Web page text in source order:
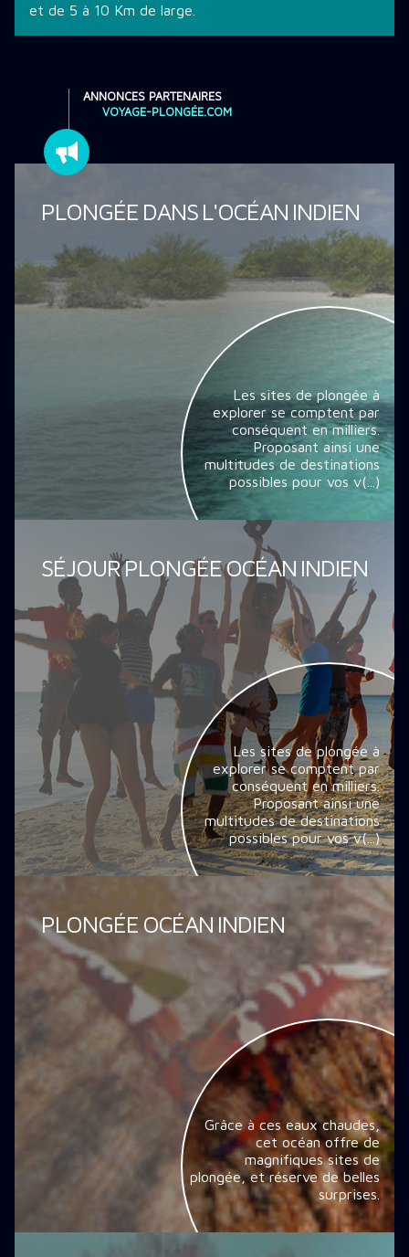
et de 5 à 10 Km de large.
ANNONCES PARTENAIRES
VOYAGE-PLONGÉE.COM
PLONGÉE DANS L'OCÉAN INDIEN
Les sites de plongée à
explorer se comptent par
conséquent en milliers.
Proposant ainsi une
multitudes de destinations
possibles pour vos v(...)
SÉJOUR PLONGÉE OCÉAN INDIEN
Les sites de plongée à
explorer se comptent par
conséquent en milliers.
Proposant ainsi une
multitudes de destinations
possibles pour vos v(...)
PLONGÉE OCÉAN INDIEN
Grâce à ces eaux chaudes,
cet océan offre de
magnifiques sites de
plongée, et réserve de belles
surprises.